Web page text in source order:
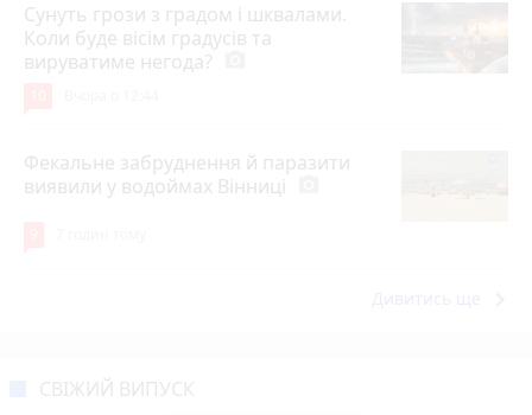
Сунуть грози з градом і шквалами.
Коли буде вісім градусів та
вируватиме негода?
Фекальне забруднення й паразити
виявили у водоймах Вінниці